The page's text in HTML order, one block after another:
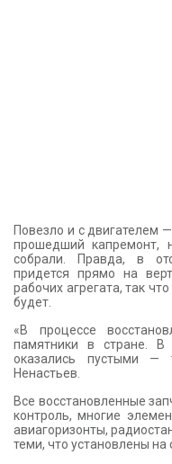
Повезло и с двигателем
прошедший капремонт,
собрали. Правда, в
придется прямо на
рабочих агрегата, так
будет.
«В процессе
памятники в стране. В
оказались пустыми —
Ненастьев.
Все восстановленные
контроль, многие
авиагоризонты,
теми, что установлены на